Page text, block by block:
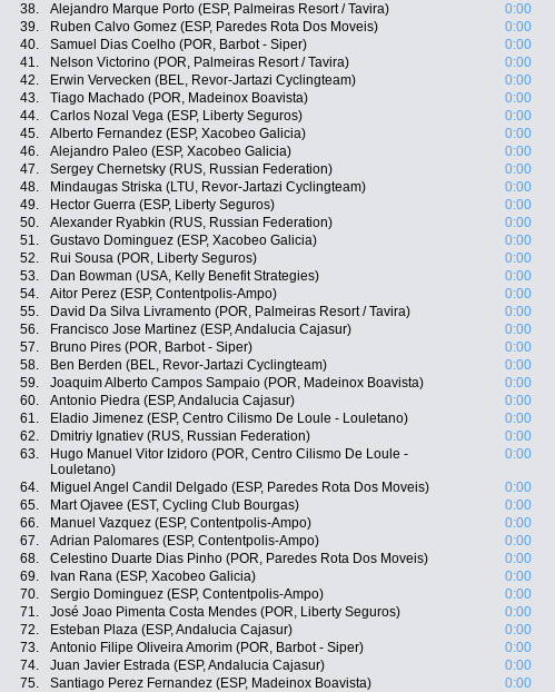
38.
Alejandro Marque Porto (ESP, Palmeiras Resort / Tavira)
0:00
39.
Ruben Calvo Gomez (ESP, Paredes Rota Dos Moveis)
0:00
40.
Samuel Dias Coelho (POR, Barbot - Siper)
0:00
41.
Nelson Victorino (POR, Palmeiras Resort / Tavira)
0:00
42.
Erwin Vervecken (BEL, Revor-Jartazi Cyclingteam)
0:00
43.
Tiago Machado (POR, Madeinox Boavista)
0:00
44.
Carlos Nozal Vega (ESP, Liberty Seguros)
0:00
45.
Alberto Fernandez (ESP, Xacobeo Galicia)
0:00
46.
Alejandro Paleo (ESP, Xacobeo Galicia)
0:00
47.
Sergey Chernetsky (RUS, Russian Federation)
0:00
48.
Mindaugas Striska (LTU, Revor-Jartazi Cyclingteam)
0:00
49.
Hector Guerra (ESP, Liberty Seguros)
0:00
50.
Alexander Ryabkin (RUS, Russian Federation)
0:00
51.
Gustavo Dominguez (ESP, Xacobeo Galicia)
0:00
52.
Rui Sousa (POR, Liberty Seguros)
0:00
53.
Dan Bowman (USA, Kelly Benefit Strategies)
0:00
54.
Aitor Perez (ESP, Contentpolis-Ampo)
0:00
55.
David Da Silva Livramento (POR, Palmeiras Resort / Tavira)
0:00
56.
Francisco Jose Martinez (ESP, Andalucia Cajasur)
0:00
57.
Bruno Pires (POR, Barbot - Siper)
0:00
58.
Ben Berden (BEL, Revor-Jartazi Cyclingteam)
0:00
59.
Joaquim Alberto Campos Sampaio (POR, Madeinox Boavista)
0:00
60.
Antonio Piedra (ESP, Andalucia Cajasur)
0:00
61.
Eladio Jimenez (ESP, Centro Cilismo De Loule - Louletano)
0:00
62.
Dmitriy Ignatiev (RUS, Russian Federation)
0:00
63.
Hugo Manuel Vitor Izidoro (POR, Centro Cilismo De Loule -
Louletano)
0:00
64. Miguel Angel Candil Delgado (ESP, Paredes Rota Dos Moveis)
0:00
65.
Mart Ojavee (EST, Cycling Club Bourgas)
0:00
66.
Manuel Vazquez (ESP, Contentpolis-Ampo)
0:00
67.
Adrian Palomares (ESP, Contentpolis-Ampo)
0:00
68.
Celestino Duarte Dias Pinho (POR, Paredes Rota Dos Moveis)
0:00
69.
Ivan Rana (ESP, Xacobeo Galicia)
0:00
70.
Sergio Dominguez (ESP, Contentpolis-Ampo)
0:00
71.
José Joao Pimenta Costa Mendes (POR, Liberty Seguros)
0:00
72.
Esteban Plaza (ESP, Andalucia Cajasur)
0:00
73.
Antonio Filipe Oliveira Amorim (POR, Barbot - Siper)
0:00
74.
Juan Javier Estrada (ESP, Andalucia Cajasur)
0:00
75.
Santiago Perez Fernandez (ESP, Madeinox Boavista)
0:00